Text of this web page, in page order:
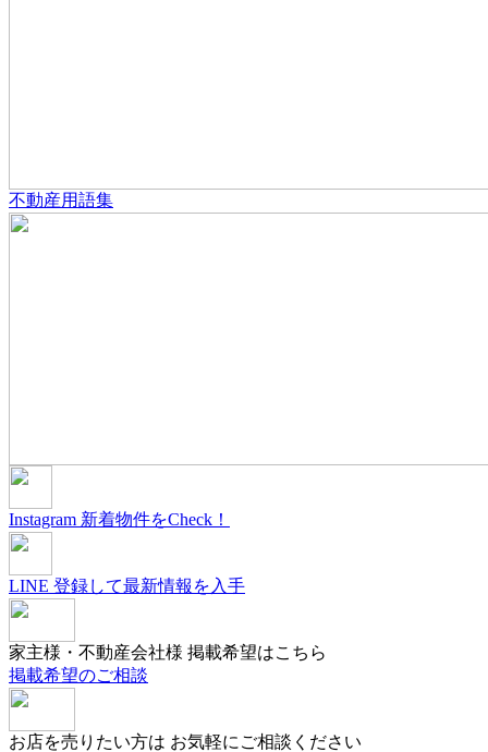
不動産用語集
Instagram 新着物件をCheck！
LINE 登録して最新情報を入手
家主様・不動産会社様 掲載希望はこちら
掲載希望のご相談
お店を売りたい方は お気軽にご相談ください